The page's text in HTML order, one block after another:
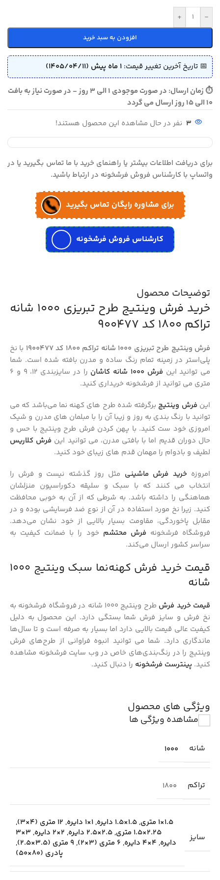
-
+
افزودن به سبد خرید
📅 تاریخ آخرین تغییر قیمت: 1 ماه پیش (1405/04/11)
⏱ زمان ارسال: در صورت موجودی 1 الی 3 روز - در صورت نیاز به بافت
10 الی 15 روز ارسال می گردد
3 نفر در حال مشاهده این محصول هستند!
برای دریافت اطلاعات بیشتر یا راهنمای خرید با ما تماس بگیرید یا در
واتساپ با کارشناس فروش فرشخونه در ارتباط باشید.
برای مشاوره رایگان تماس بگیرید
کارشناس فروش فرشخونه
توضیحات محصول
خرید فرش وینتیج طرح تبریزی 1000 شانه
تراکم 1800 کد 900477
فرش وینتیج طرح تبریزی 1000 شانه تراکم 1800 کد 1900477
با نخ
پلی‌استر در زمینه تمام رنگ ساده و مدرن بافته شده است. شما
می‌ توانید این فرش 1000 شانه کاشان
را در سایزبندی 12، 9 و 6
متری می توانید از فرشخونه خریداری کنید.
این فرش وینتیج برگرفته شده طرح‌ های کهنه‌ نما می‌باشد که می‌
توانید با رنگ‌ بندی به روز و زیبا آن را با مبلمان‌ های مدرن و شیک
امروزی خود ست کنید. با پهن کردن فرش طرح وینتیج با حس و
حال دوران قدیم اما با بافتی مدرن، می توانید این فرش کلاریس
لطیف و بادوام را مهمان قدم‌ های زیبای خود کنید.
امروزه خرید فرش ماشینی مثل روز گذشته نیست و فرش را
انتخاب می کنند که با سبک و سلیقه دکوراسیون منزلشان
هماهنگی را داشته باشد. به شرطی که از آن به خوبی محافظت
کنید. زیرا نخ مورد استفاده در آن از نوع ضد فرسایشی بوده و در
مقابل پاخوردگی، مقاومت بسیار بالایی از خود نشان می‌دهد.
فروشگاه فرشخونه فرش محتشم خود را با ضمانت کیفیت به
سراسر کشور ارسال می‌کند.
قیمت خرید فرش کهنه‌نما سبک وینتیج 1000
شانه
قیمت خرید فرش
طرح وینتیج 1000 شانه در فروشگاه فرشخونه به
نخ فرش و سایز فرش شما بستگی دارد. این محصول به دلیل
کیفیت عالی قیمت بالایی دارد اما بسیار به صرفه است و تا سال‌ها
ماندگاری دارد. شما می توانید انبوه فراوانی از طرح‌های فرش
وینتیج را در رنگ‌بندی‌های خاص در وب سایت فرشخونه مشاهده
کنید. پینترست فرشخونه را دنبال کنید.
ویژگی های محصول
مشاهده ویژگی ها
شانه 1000
تراکم 1800
سایز
1.5×1 متری ,1.5×1.5 دایره ,1×1 دایره , 12 متری (4×3)
,
2.25×1.5 متری
,2.5×2.5 دایره , 2×2 دایره ,
3×3
دایره, 4×4 دایره , 6 متری (3×2) , 9 متری (3.5×2.5)
,
پادری (80×50)